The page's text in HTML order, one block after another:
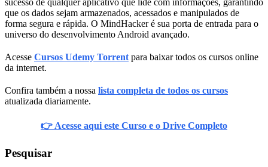
que os dados sejam armazenados, acessados e manipulados de
forma segura e rápida. O MindHacker é sua porta de entrada para o
universo do desenvolvimento Android avançado.
Acesse Cursos Udemy Torrent para baixar todos os cursos online
da internet.
Confira também a nossa lista completa de todos os cursos
atualizada diariamente.
👉 Acesse aqui este Curso e o Drive Completo
Pesquisar